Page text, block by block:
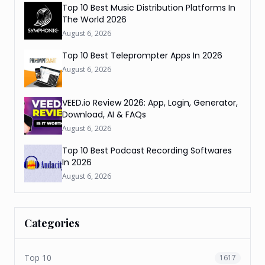
Top 10 Best Music Distribution Platforms In
The World 2026
August 6, 2026
Top 10 Best Teleprompter Apps In 2026
August 6, 2026
VEED.io Review 2026: App, Login, Generator,
Download, AI & FAQs
August 6, 2026
Top 10 Best Podcast Recording Softwares
In 2026
August 6, 2026
Categories
Top 10 1617